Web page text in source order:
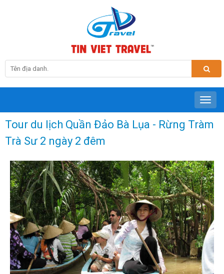
Tour du lịch Quần Đảo Bà Lụa - Rừng Tràm
Trà Sư 2 ngày 2 đêm